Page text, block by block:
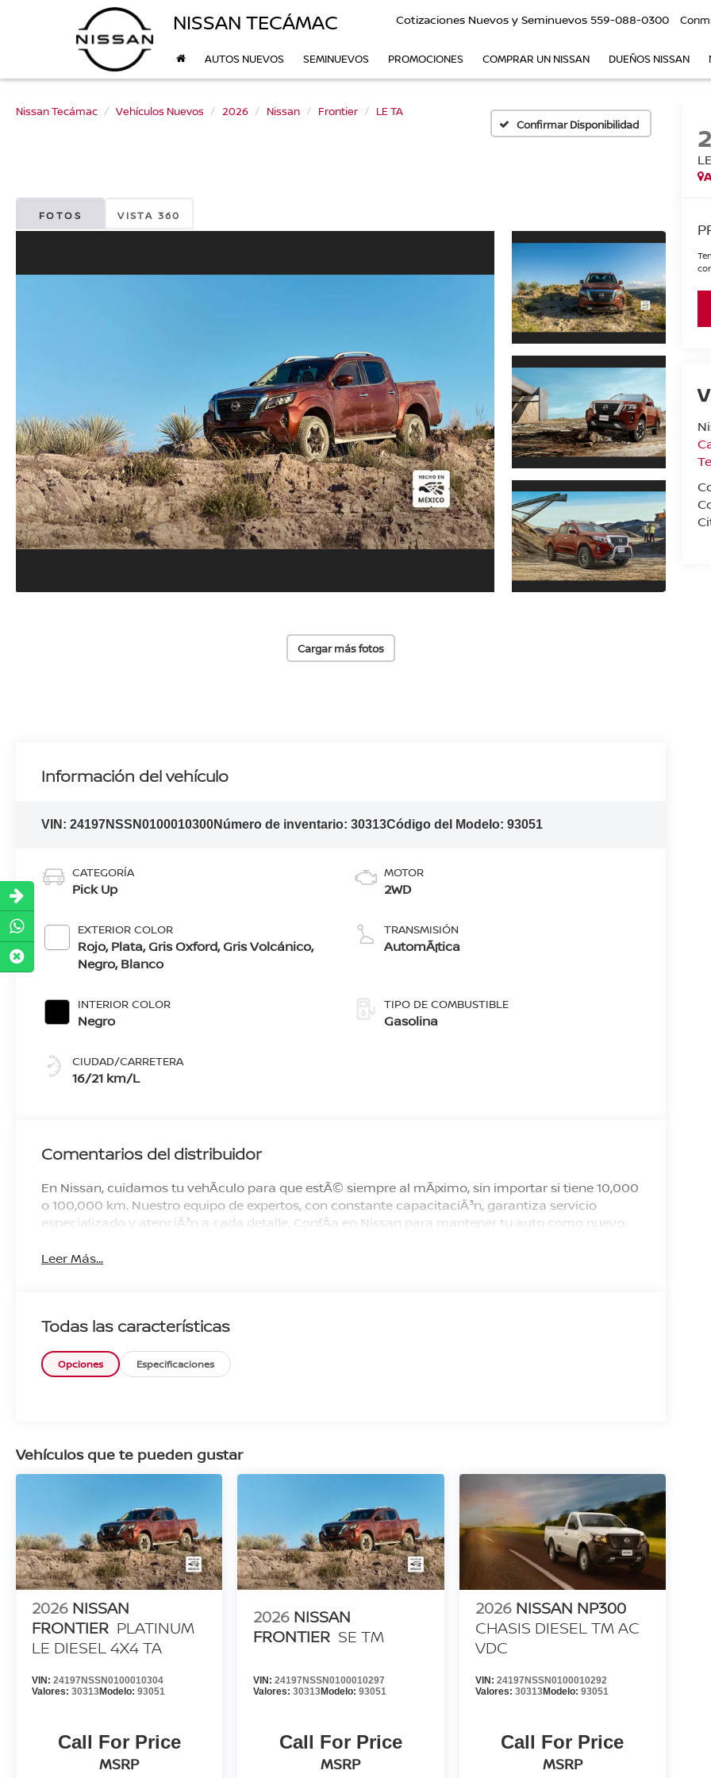
NISSAN TECÁMAC Cotizaciones Nuevos y Seminuevos 559-088-0300
AUTOS NUEVOS SEMINUEVOS PROMOCIONES COMPRAR UN NISSAN DUEÑOS NISSAN
Nissan Tecámac Vehículos Nuevos 2026 Nissan Frontier
LE TA
Confirmar Disponibilidad
FOTOS VISTA 360
Cargar más fotos
Información del vehículo
VIN:24197NSSN0100010300Número de inventario:30313Código del Modelo:93051
CATEGORÍA
Pick Up
EXTERIOR COLOR
Rojo, Plata, Gris Oxford, Gris Volcánico,
Negro, Blanco
INTERIOR COLOR
Negro
CIUDAD/CARRETERA
16/21 km/L
MOTOR
2WD
TRANSMISIÓN
AutomÃ¡tica
TIPO DE COMBUSTIBLE
Gasolina
Comentarios del distribuidor
En Nissan, cuidamos tu vehÃ­culo para que estÃ© siempre al mÃ¡ximo, sin importar si tiene 10,000
o 100,000 km. Nuestro equipo de expertos, con constante capacitaciÃ³n, garantiza servicio
especializado y atenciÃ³n a cada detalle. ConfÃ­a en Nissan para mantener tu auto como nuevo.
Leer Más...
Todas las características
Opciones Especificaciones
Vehículos que te pueden gustar
2026 NISSAN
FRONTIER PLATINUM
LE DIESEL 4X4 TA
VIN: 24197NSSN0100010304
Valores: 30313Modelo: 93051
Call For Price
MSRP
2026 NISSAN
FRONTIER SE TM
VIN:24197NSSN0100010297
Valores:30313Modelo:93051
Call For Price
MSRP
2026 NISSAN NP300
CHASIS DIESEL TM AC
VDC
VIN: 24197NSSN0100010292
Valores: 30313Modelo: 93051
Call For Price
MSRP